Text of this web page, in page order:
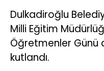
Dulkadiroğlu
Milli Eğitim
Öğretmenler Günü
kutlandı.